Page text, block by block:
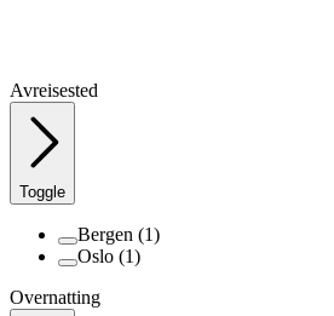
Avreisested
Toggle
Bergen (1)
Oslo (1)
Overnatting